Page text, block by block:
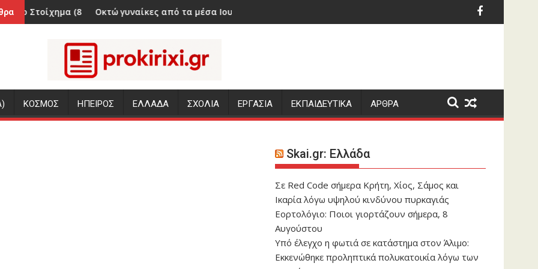
8) Οκτώ γυναίκες από τα μέσα Ιουνίου μέχρι σήμερα έχουν δηλώσει ότι έχουν πέσει θύματα βιασμού στην περιοχή
«ΠΑΡΓΙΝΑ 2026» Η Μαρία Μενούνος
ΚΟΣΜΟΣ ΗΠΕΙΡΟΣ ΕΛΛΑΔΑ ΣΧΟΛΙΑ ΕΡΓΑΣΙΑ ΕΚΠΑΙΔΕΥΤΙΚΑ ΑΡΘΡΑ
Skai.gr: Ελλάδα
Σε Red Code σήμερα Κρήτη, Χίος, Σάμος και
Ικαρία λόγω υψηλού κινδύνου πυρκαγιάς
Εορτολόγιο: Ποιοι γιορτάζουν σήμερα, 8
Αυγούστου
Yπό έλεγχο η φωτιά σε κατάστημα στον Άλιμο:
Εκκενώθηκε προληπτικά πολυκατοικία λόγω των